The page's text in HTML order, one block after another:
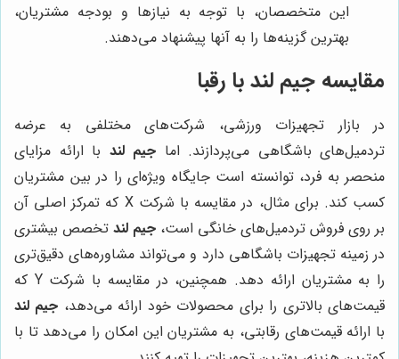
این متخصصان، با توجه به نیازها و بودجه مشتریان،
بهترین گزینه‌ها را به آنها پیشنهاد می‌دهند.
مقایسه جیم لندبا رقبا
در بازار تجهیزات ورزشی، شرکت‌های مختلفی به عرضه
تردمیل‌های باشگاهی می‌پردازند. اما جیم لند با ارائه مزایای
منحصر به فرد، توانسته است جایگاه ویژه‌ای را در بین مشتریان
کسب کند. برای مثال، در مقایسه با شرکت X که تمرکز اصلی آن
بر روی فروش تردمیل‌های خانگی است، جیم لند تخصص بیشتری
در زمینه تجهیزات باشگاهی دارد و می‌تواند مشاوره‌های دقیق‌تری
را به مشتریان ارائه دهد. همچنین، در مقایسه با شرکت Y که
قیمت‌های بالاتری را برای محصولات خود ارائه می‌دهد، جیم لند
با ارائه قیمت‌های رقابتی، به مشتریان این امکان را می‌دهد تا با